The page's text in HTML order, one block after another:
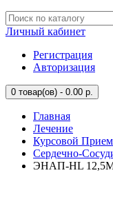
Личный кабинет
Регистрация
Авторизация
0 товар(ов) - 0.00 р.
Главная
Лечение
Курсовой
Сердечно-
ЭНАП-HL